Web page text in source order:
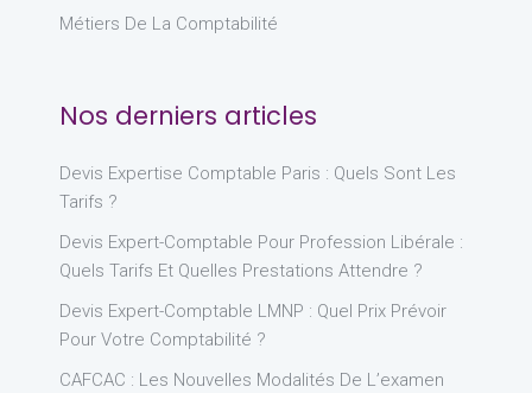
Métiers De La Comptabilité
Nos derniers articles
Devis Expertise Comptable Paris : Quels Sont Les
Tarifs ?
Devis Expert-Comptable Pour Profession Libérale :
Quels Tarifs Et Quelles Prestations Attendre ?
Devis Expert-Comptable LMNP : Quel Prix Prévoir
Pour Votre Comptabilité ?
CAFCAC : Les Nouvelles Modalités De L’examen